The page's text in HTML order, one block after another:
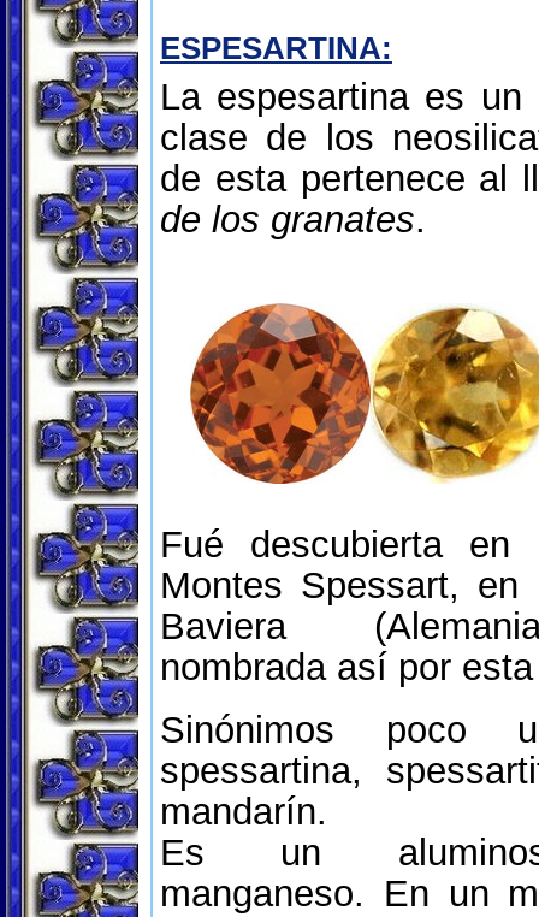
ESPESARTINA:
La espesartina es un
clase de los
de esta pertenece al
de los granates.
Fué descubierta
Montes Spessart,
Baviera
nombrada así por
Sinónimos poco
spessartina,
mandarín.
Es un
manganeso. En un